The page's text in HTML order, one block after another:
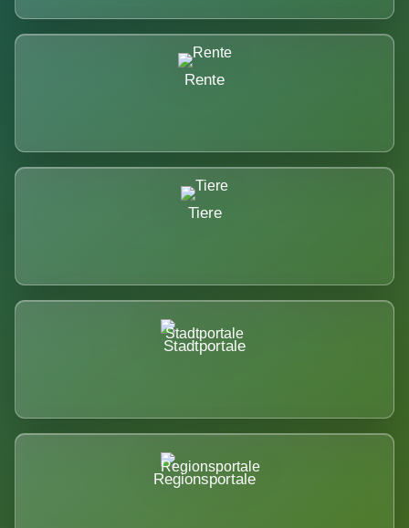
Rente
Tiere
Stadtportale
Regionsportale